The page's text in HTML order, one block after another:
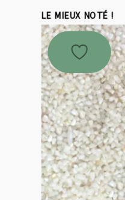
LE MIEUX NOTÉ !